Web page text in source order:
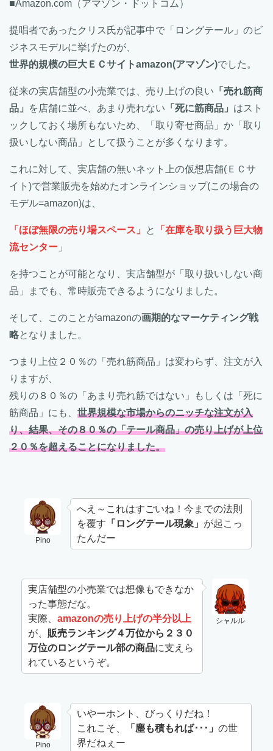
■Amazon.com（アマゾン・ドットコム）
提唱者であったクリス氏が記事中で「ロングテール」のビ
ジネスモデルに挙げたのが、
世界的規模の巨大ＥＣサイトamazon(アマゾン)でした。
従来の実店舗型の小売業では、売り上げの良い 「売れ筋商
品」
を店舗に並べ、あまり売れない 「死に筋商品」 はスト
ックしておく場所もないため、「取り寄せ商品」か「取り
扱いしない商品」として扱うことが多くなります。
これに対して、実店舗の無いネット上の仮想店舗(ＥＣサ
イト)で営業販売を始めたオンラインショップ(この場合の
モデル=amazon)は、
「ほぼ無限の売り場スペース」 と
「在庫を取り扱う巨大物
流センター 」
を持つことが可能となり、実店舗型が「取り扱いしない商
品」までも、常時販売できるようになりました。
そして、このことがamazonの画期的なマーケティング戦
略となりました。
つまり上位２０％の「売れ筋商品」は変わらず、注文が入
りますが、
残りの８０％の「あまり売れ筋ではない」もしくは「死に
筋商品」にも、 世界規模な市場からのニッチな注文が入
り、結果、その８０％の「テール商品」の売り上げが上位
２０％を超えることになりました。
Pino
へえ～これはすごいね！今までの法則
を覆す 「ロングテール現象」 が起こっ
たんだー
シャルル
実店舗型の小売業では想像もできなか
った事態だな。
実際、 amazonの売り上げの半分以上
が、 販売ランキング４万位から２３０
万位のロングテール部の商品に支えら
れているというぞ。
Pino
いやーホント、びっくりだね！
これこそ、
「塵も積もれば･･･」 の世
界だねぇー